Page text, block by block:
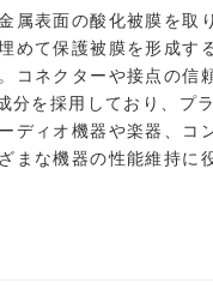
属表面の酸化被膜を取
めて保護被膜を形成す
コネクターや接点の信
分を採用しており、プ
ディオ機器や楽器、コ
まな機器の性能維持に